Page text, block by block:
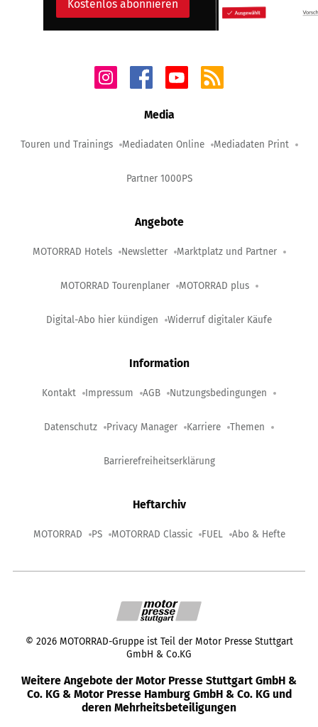
Kostenlos abonnieren
Media
Touren und Trainings Mediadaten Online Mediadaten Print
Partner 1000PS
Angebote
MOTORRAD Hotels Newsletter Marktplatz und Partner
MOTORRAD Tourenplaner MOTORRAD plus
Digital-Abo hier kündigen Widerruf digitaler Käufe
Information
Kontakt Impressum AGB Nutzungsbedingungen
Datenschutz Privacy Manager Karriere Themen
Barrierefreiheitserklärung
Heftarchiv
MOTORRAD PS MOTORRAD Classic FUEL Abo & Hefte
© 2026 MOTORRAD-Gruppe ist Teil der Motor Presse Stuttgart
GmbH & Co.KG
Weitere Angebote der Motor Presse Stuttgart GmbH &
Co. KG & Motor Presse Hamburg GmbH & Co. KG und
deren Mehrheitsbeteiligungen